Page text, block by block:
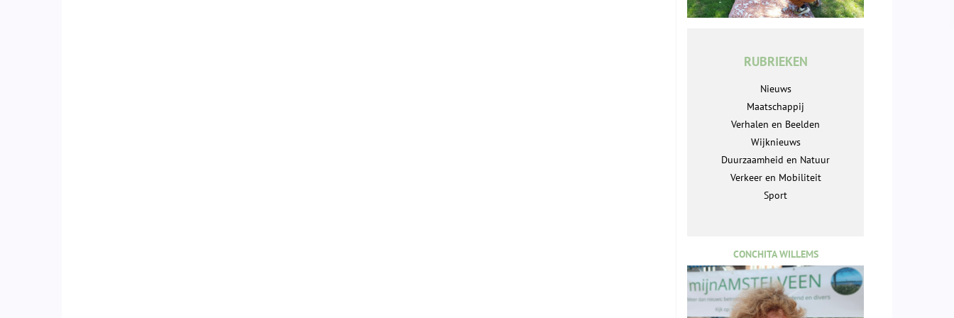
RUBRIEKEN
Nieuws
Maatschappij
Verhalen en Beelden
Wijknieuws
Duurzaamheid en Natuur
Verkeer en Mobiliteit
Sport
CONCHITA WILLEMS